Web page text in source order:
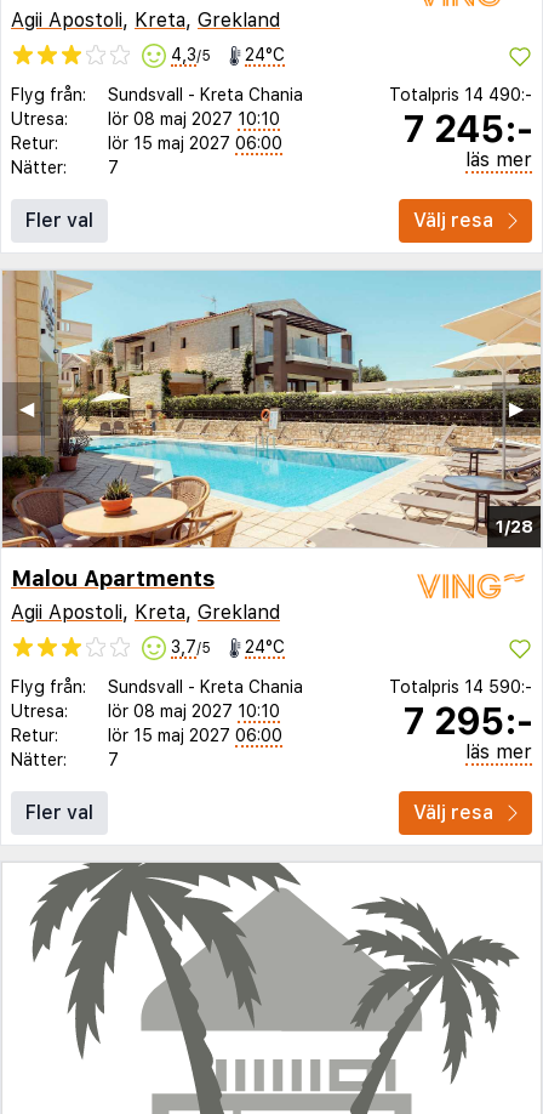
Agii Apostoli, Kreta, Grekland
4,3/5 24°C
Flyg från: Sundsvall - Kreta Chania
Utresa:
lör 08 maj 2027 10:10
Retur:
lör 15 maj 2027 06:00
Nätter:
7
Totalpris 14 490:-
7 245:-
läs mer
Fler val Välj resa
1/28
▶︎
◀︎
Malou Apartments
Agii Apostoli, Kreta, Grekland
3,7/5 24°C
Flyg från: Sundsvall - Kreta Chania
Utresa:
lör 08 maj 2027 10:10
Retur:
lör 15 maj 2027 06:00
Nätter:
7
Totalpris 14 590:-
7 295:-
läs mer
Fler val Välj resa